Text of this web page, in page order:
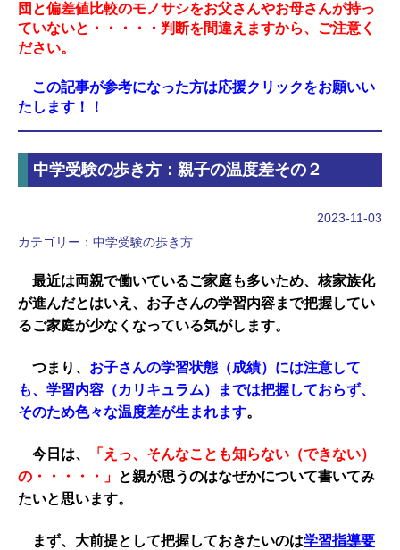
団と偏差値比較のモノサシをお父さんやお母さんが持っ
ていないと・・・・・判断を間違えますから、ご注意く
ださい。
この記事が参考になった方は応援クリックをお願いい
たします！！
中学受験の歩き方：親子の温度差その２
2023-11-03
カテゴリー： 中学受験の歩き方
最近は両親で働いているご家庭も多いため、核家族化
が進んだとはいえ、お子さんの学習内容まで把握してい
るご家庭が少なくなっている気がします。
つまり、 お子さんの学習状態（成績）には注意して
も、学習内容（カリキュラム）までは把握しておらず、
そのため色々な温度差が生まれます。
今日は、
「えっ、そんなことも知らない（できない）
の・・・・・」 と親が思うのはなぜかについて書いてみ
たいと思います。
まず、大前提として把握しておきたいのは学習指導要